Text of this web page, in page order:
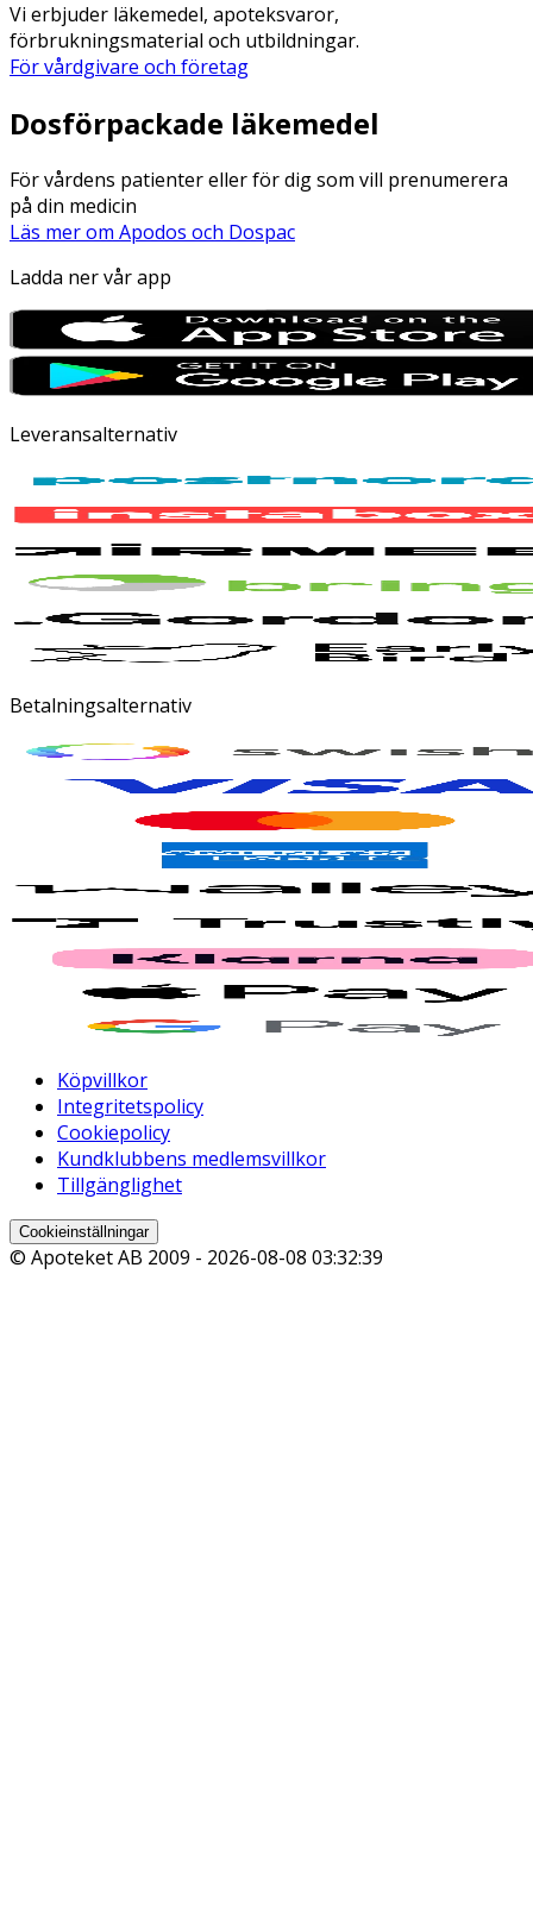
Vi erbjuder läkemedel, apoteksvaror,
förbrukningsmaterial och utbildningar.
För vårdgivare och företag
Dosförpackade läkemedel
För vårdens patienter eller för dig som vill prenumerera
på din medicin
Läs mer om Apodos och Dospac
Ladda ner vår app
Leveransalternativ
Betalningsalternativ
Köpvillkor
Integritetspolicy
Cookiepolicy
Kundklubbens medlemsvillkor
Tillgänglighet
Cookieinställningar
© Apoteket AB 2009 - 2026-08-08 03:32:39